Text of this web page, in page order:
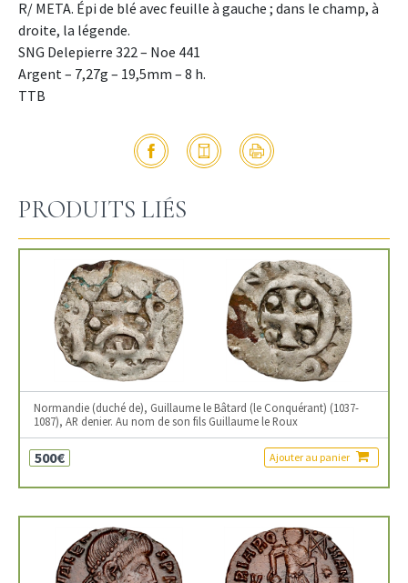
R/ META. Épi de blé avec feuille à gauche ; dans le champ, à
droite, la légende.
SNG Delepierre 322 – Noe 441
Argent – 7,27g – 19,5mm – 8 h.
TTB
PRODUITS LIÉS
Normandie (duché de), Guillaume le Bâtard (le Conquérant) (1037-
1087), AR denier. Au nom de son fils Guillaume le Roux
500€ Ajouter au panier